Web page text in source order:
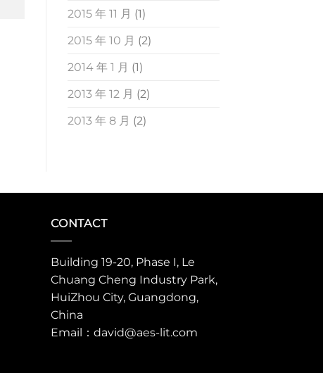
2015 年 11 月 (1)
2015 年 10 月 (2)
2014 年 1 月 (1)
2013 年 12 月 (2)
2013 年 8 月 (2)
CONTACT
Building 19-20, Phase I, Le
Chuang Cheng Industry Park,
HuiZhou City, Guangdong,
China
Email：david@aes-lit.com